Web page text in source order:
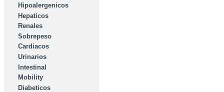
Hipoalergenicos
Hepaticos
Renales
Sobrepeso
Cardiacos
Urinarios
Intestinal
Mobility
Diabeticos